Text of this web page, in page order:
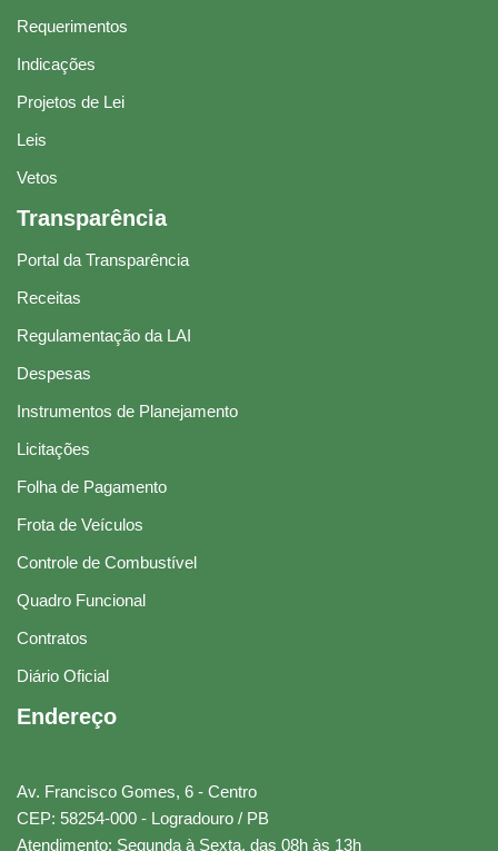
Requerimentos
Indicações
Projetos de Lei
Leis
Vetos
Transparência
Portal da Transparência
Receitas
Regulamentação da LAI
Despesas
Instrumentos de Planejamento
Licitações
Folha de Pagamento
Frota de Veículos
Controle de Combustível
Quadro Funcional
Contratos
Diário Oficial
Endereço
Av. Francisco Gomes, 6 - Centro
CEP: 58254-000 - Logradouro / PB
Atendimento: Segunda à Sexta, das 08h às 13h